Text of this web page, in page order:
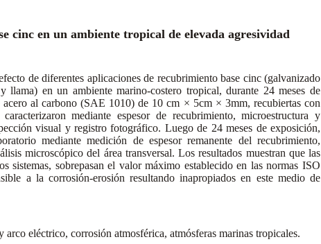
cinc en un ambiente tropical de elevada agresividad
de diferentes aplicaciones de recubrimiento base cinc (galvanizado
llama) en un ambiente marino-costero tropical, durante 24 meses de
acero al carbono (SAE 1010) de 10 cm × 5cm × 3mm, recubiertas con
mediante espesor de recubrimiento, microestructura y
visual y registro fotográfico. Luego de 24 meses de exposición,
mediante medición de espesor remanente del recubrimiento,
microscópico del área transversal. Los resultados muestran que las
sistemas, sobrepasan el valor máximo establecido en las normas ISO
a la corrosión-erosión resultando inapropiados en este medio de
eléctrico, corrosión atmosférica, atmósferas marinas tropicales.